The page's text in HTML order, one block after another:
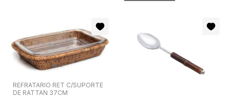
REFRATARIO RET C/SUPORTE
DE RATTAN 37CM